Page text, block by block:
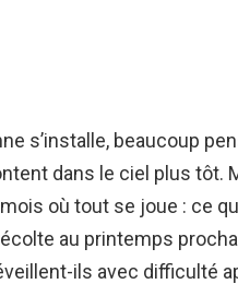
s’installe, beaucoup
dans le ciel plus tôt.
où tout se joue : ce
au printemps
ils avec difficulté